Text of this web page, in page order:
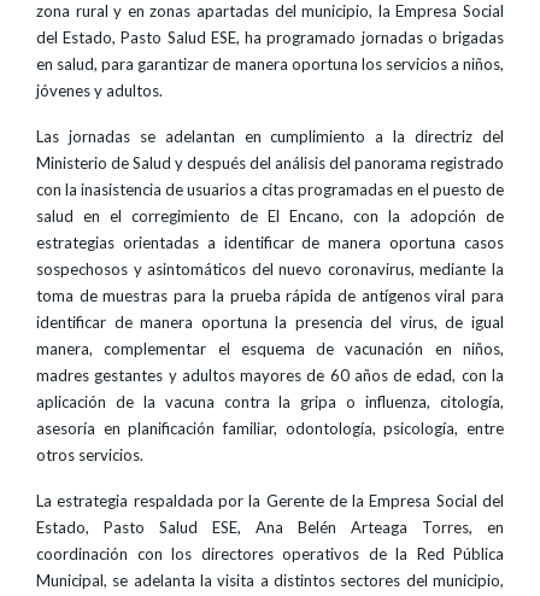
zona rural y en zonas apartadas del municipio, la Empresa Social
del Estado, Pasto Salud ESE, ha programado jornadas o brigadas
en salud, para garantizar de manera oportuna los servicios a niños,
jóvenes y adultos.
Las jornadas se adelantan en cumplimiento a la directriz del
Ministerio de Salud y después del análisis del panorama registrado
con la inasistencia de usuarios a citas programadas en el puesto de
salud en el corregimiento de El Encano, con la adopción de
estrategias orientadas a identificar de manera oportuna casos
sospechosos y asintomáticos del nuevo coronavirus, mediante la
toma de muestras para la prueba rápida de antígenos viral para
identificar de manera oportuna la presencia del virus, de igual
manera, complementar el esquema de vacunación en niños,
madres gestantes y adultos mayores de 60 años de edad, con la
aplicación de la vacuna contra la gripa o influenza, citología,
asesoría en planificación familiar, odontología, psicología, entre
otros servicios.
La estrategia respaldada por la Gerente de la Empresa Social del
Estado, Pasto Salud ESE, Ana Belén Arteaga Torres, en
coordinación con los directores operativos de la Red Pública
Municipal, se adelanta la visita a distintos sectores del municipio,